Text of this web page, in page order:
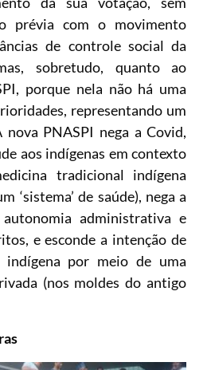
prévia com o movimento
de controle social da
sobretudo, quanto ao
porque nela não há uma
representando um
nova PNASPI nega a Covid,
aos indígenas em contexto
tradicional indígena
‘sistema’ de saúde), nega a
administrativa e
e esconde a intenção de
indígena por meio de uma
(nos moldes do antigo